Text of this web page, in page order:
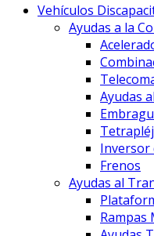
Vehículos
Ayudas a la
Ayudas
Inversor
Frenos
Ayudas al
Rampas